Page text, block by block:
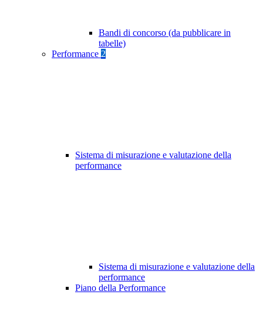
Bandi di concorso (da pubblicare in
tabelle)
Performance 2
Sistema di misurazione e valutazione della
performance
Sistema di misurazione e valutazione della
performance
Piano della Performance